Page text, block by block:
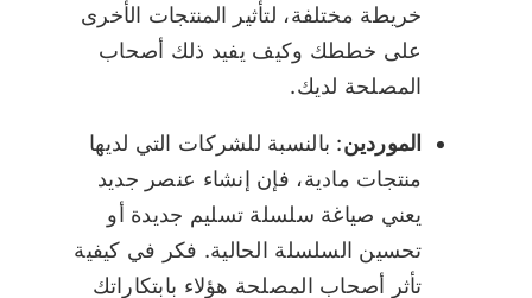
خريطة مختلفة، لتأثير المنتجات الأخرى
على خططك وكيف يفيد ذلك أصحاب
المصلحة لديك.
الموردين: بالنسبة للشركات التي لديها
منتجات مادية، فإن إنشاء عنصر جديد
يعني صياغة سلسلة تسليم جديدة أو
تحسين السلسلة الحالية. فكر في كيفية
تأثر أصحاب المصلحة هؤلاء بابتكاراتك